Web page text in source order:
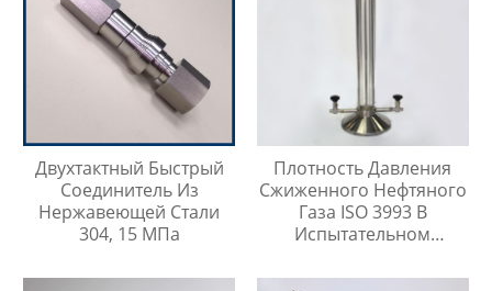
Двухтактный Быстрый
Соединитель Из
Нержавеющей Стали
304, 15 МПа
Плотность Давления
Сжиженного Нефтяного
Газа ISO 3993 В
Испытательном
Углеводородов